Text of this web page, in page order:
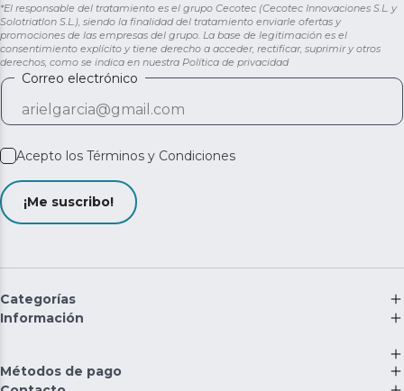
*El responsable del tratamiento es el grupo Cecotec (Cecotec Innovaciones S.L. y
Solotriatlon S.L.), siendo la finalidad del tratamiento enviarle ofertas y
promociones de las empresas del grupo. La base de legitimación es el
consentimiento explícito y tiene derecho a acceder, rectificar, suprimir y otros
derechos, como se indica en nuestra Política de privacidad
Correo electrónico
Acepto los Términos y Condiciones
¡Me suscribo!
Categorías
Información
Métodos de pago